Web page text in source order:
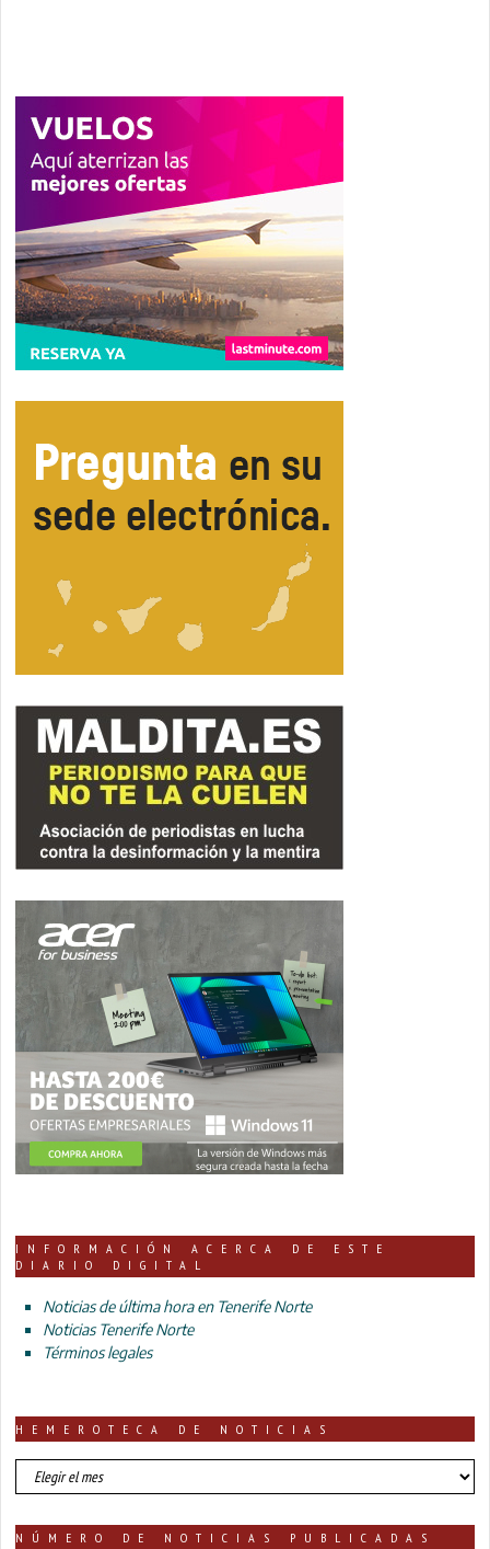
INFORMACIÓN ACERCA DE ESTE
DIARIO DIGITAL
Noticias de última hora en Tenerife Norte
Noticias Tenerife Norte
Términos legales
HEMEROTECA DE NOTICIAS
HEMEROTECA
DE
NÚMERO DE NOTICIAS PUBLICADAS